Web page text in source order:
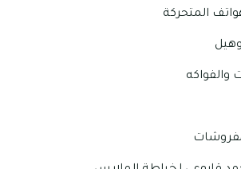
المتحركة
والفواكه